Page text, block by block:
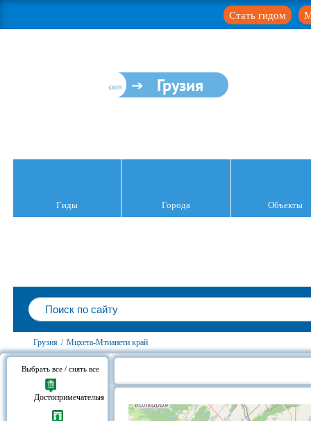
Стать гидом
Грузия
Гиды Города Объекты
Грузия / Мцхета-Мтианети край
Выбрать все / снять все
Достопримечательности